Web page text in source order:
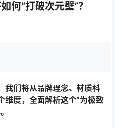
何“打破次元壁”？
我们将从品牌理念、材质科
维度，全面解析这个“为极致